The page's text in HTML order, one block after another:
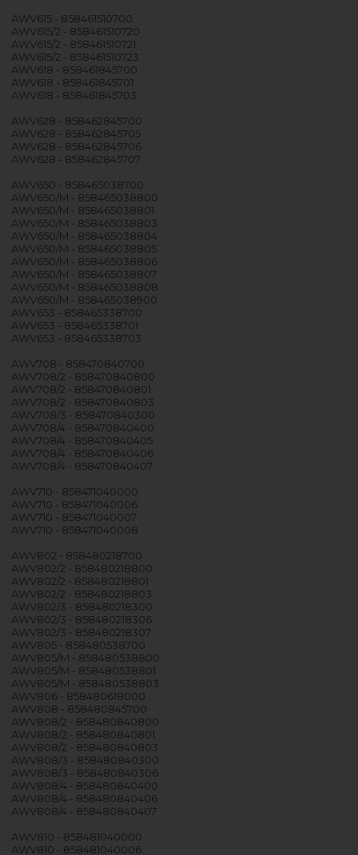
AWV615 - 858461510700
AWV615/2 - 858461510720
AWV615/2 - 858461510721
AWV615/2 - 858461510723
AWV618 - 858461845700
AWV618 - 858461845701
AWV618 - 858461845703
AWV628 - 858462845700
AWV628 - 858462845705
AWV628 - 858462845706
AWV628 - 858462845707
AWV650 - 858465038700
AWV650/M - 858465038800
AWV650/M - 858465038801
AWV650/M - 858465038803
AWV650/M - 858465038804
AWV650/M - 858465038805
AWV650/M - 858465038806
AWV650/M - 858465038807
AWV650/M - 858465038808
AWV650/M - 858465038900
AWV653 - 858465338700
AWV653 - 858465338701
AWV653 - 858465338703
AWV708 - 858470840700
AWV708/2 - 858470840800
AWV708/2 - 858470840801
AWV708/2 - 858470840803
AWV708/3 - 858470840300
AWV708/4 - 858470840400
AWV708/4 - 858470840405
AWV708/4 - 858470840406
AWV708/4 - 858470840407
AWV710 - 858471040000
AWV710 - 858471040006
AWV710 - 858471040007
AWV710 - 858471040008
AWV802 - 858480218700
AWV802/2 - 858480218800
AWV802/2 - 858480218801
AWV802/2 - 858480218803
AWV802/3 - 858480218300
AWV802/3 - 858480218306
AWV802/3 - 858480218307
AWV805 - 858480538700
AWV805/M - 858480538800
AWV805/M - 858480538801
AWV805/M - 858480538803
AWV806 - 858480618000
AWV808 - 858480845700
AWV808/2 - 858480840800
AWV808/2 - 858480840801
AWV808/2 - 858480840803
AWV808/3 - 858480840300
AWV808/3 - 858480840306
AWV808/4 - 858480840400
AWV808/4 - 858480840406
AWV808/4 - 858480840407
AWV810 - 858481040000
AWV810 - 858481040006